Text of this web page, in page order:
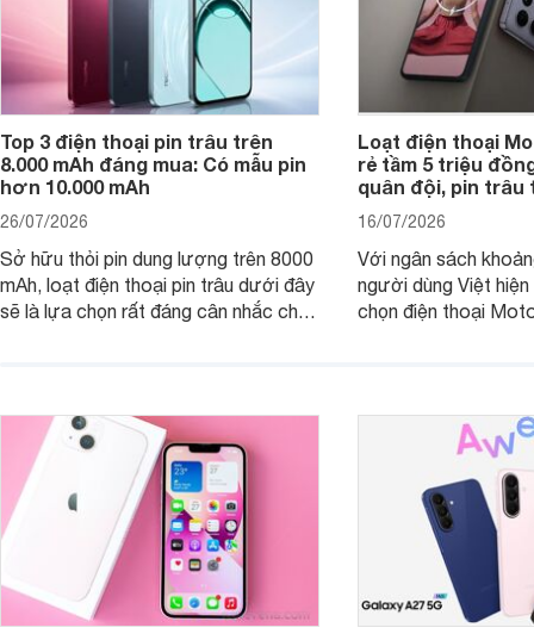
Top 3 điện thoại pin trâu trên
8.000 mAh đáng mua: Có mẫu pin
hơn 10.000 mAh
26/07/2026
Sở hữu thỏi pin dung lượng trên 8000
mAh, loạt điện thoại pin trâu dưới đây
sẽ là lựa chọn rất đáng cân nhắc cho
Loạt điện thoại
rẻ tầm 5 triệu
quân đội, pin trâu
16/07/2026
Với ngân sách
người dùng Việt
chọn điện thoại